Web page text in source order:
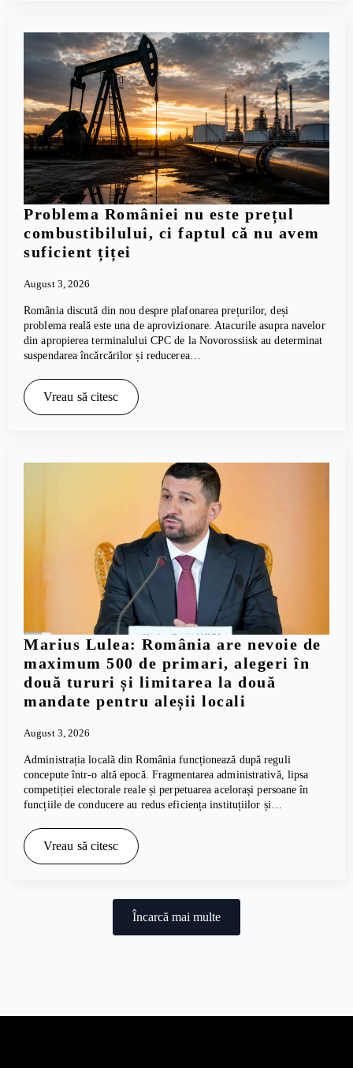
Problema României nu este prețul
combustibilului, ci faptul că nu avem
suficient țiței
August 3, 2026
România discută din nou despre plafonarea prețurilor, deși
problema reală este una de aprovizionare. Atacurile asupra navelor
din apropierea terminalului CPC de la Novorossiisk au determinat
suspendarea încărcărilor și reducerea…
Vreau să citesc
Marius Lulea: România are nevoie de
maximum 500 de primari, alegeri în
două tururi și limitarea la două
mandate pentru aleșii locali
August 3, 2026
Administrația locală din România funcționează după reguli
concepute într-o altă epocă. Fragmentarea administrativă, lipsa
competiției electorale reale și perpetuarea acelorași persoane în
funcțiile de conducere au redus eficiența instituțiilor și…
Vreau să citesc
Încarcă mai multe